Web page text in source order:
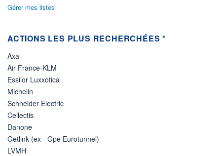
-
ÉLIGIBILITÉ
Boursobank
Gérer mes listes
ACTIONS LES PLUS RECHERCHÉES *
Axa
Air France-KLM
Essilor Luxxotica
Michelin
Schneider Electric
Cellectis
Danone
Getlink (ex - Gpe Eurotunnel)
LVMH